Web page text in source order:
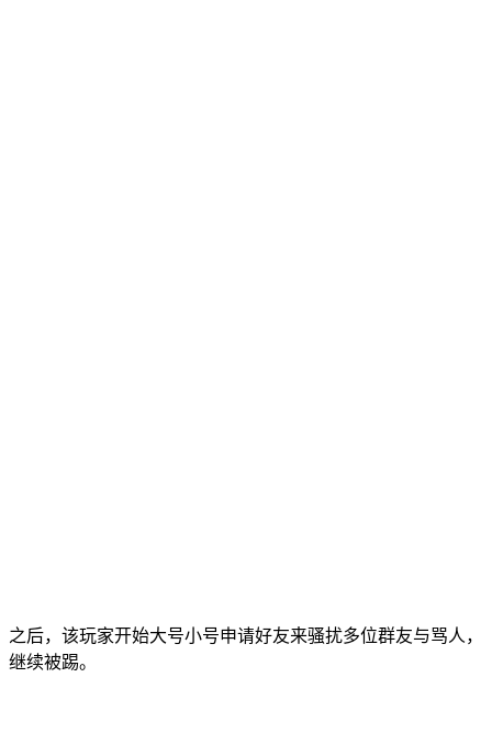
之后，该玩家开始大号小号申请好友来骚扰多位群友与骂人，
继续被踢。